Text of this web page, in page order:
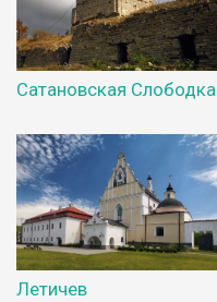
Сатановская Слободка
Летичев